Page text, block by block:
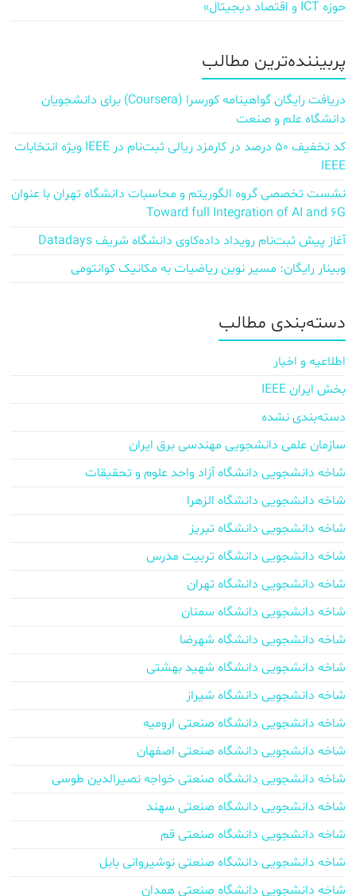
حوزه ICT و اقتصاد دیجیتال»
پربیننده‌ترین مطالب
دریافت رایگان گواهینامه کورسرا (Coursera) برای دانشجویان
دانشگاه علم و صنعت
کد تخفیف ۵۰ درصد در کارمزد ریالی ثبت‌نام در IEEE ویژه انتخابات
IEEE
نشست تخصصی گروه الگوریتم و محاسبات دانشگاه تهران با عنوان
Toward full Integration of AI and 6G
آغاز پیش‌ ثبت‌نام رویداد داده‌کاوی دانشگاه شریف Datadays
وبینار رایگان: مسیر نوین ریاضیات به مکانیک کوانتومی
دسته‌بندی مطالب
اطلاعیه و اخبار
بخش ایران IEEE
دسته‌بندی نشده
سازمان علمی دانشجویی مهندسی برق ایران
شاخه دانشجویی دانشگاه آزاد واحد علوم و تحقیقات
شاخه دانشجویی دانشگاه الزهرا
شاخه دانشجویی دانشگاه تبریز
شاخه دانشجویی دانشگاه تربیت مدرس
شاخه دانشجویی دانشگاه تهران
شاخه دانشجویی دانشگاه سمنان
شاخه دانشجویی دانشگاه شهرضا
شاخه دانشجویی دانشگاه شهید بهشتی
شاخه دانشجویی دانشگاه شیراز
شاخه دانشجویی دانشگاه صنعتی ارومیه
شاخه دانشجویی دانشگاه صنعتی اصفهان
شاخه دانشجویی دانشگاه صنعتی خواجه نصیرالدین طوسی
شاخه دانشجویی دانشگاه صنعتی سهند
شاخه دانشجویی دانشگاه صنعتی قم
شاخه دانشجویی دانشگاه صنعتی نوشیروانی بابل
شاخه دانشجویی دانشگاه صنعتی همدان